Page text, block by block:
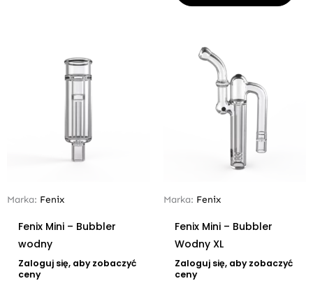
Marka: Fenix
Fenix Mini – Bubbler
wodny
Zaloguj się, aby zobaczyć
ceny
Marka: Fenix
Fenix Mini – Bubbler
Wodny XL
Zaloguj się, aby zobaczyć
ceny